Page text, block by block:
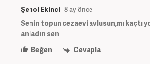
Şenol Ekinci 8 ay önce
Senin topun cezaevi avlusun,mı kaçtı
anladın sen
Beğen
Cevapla